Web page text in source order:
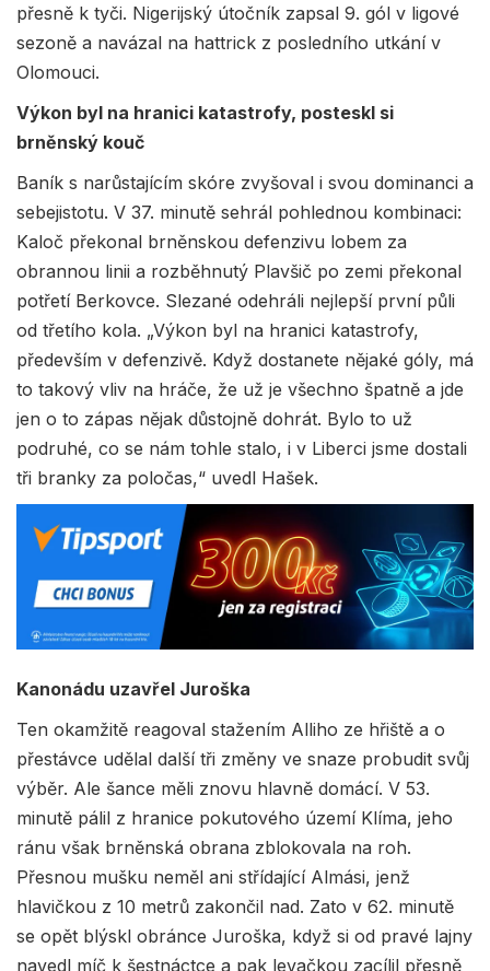
přesně k tyči. Nigerijský útočník zapsal 9. gól v ligové
sezoně a navázal na hattrick z posledního utkání v
Olomouci.
Výkon byl na hranici katastrofy, posteskl si
brněnský kouč
Baník s narůstajícím skóre zvyšoval i svou dominanci a
sebejistotu. V 37. minutě sehrál pohlednou kombinaci:
Kaloč překonal brněnskou defenzivu lobem za
obrannou linii a rozběhnutý Plavšič po zemi překonal
potřetí Berkovce. Slezané odehráli nejlepší první půli
od třetího kola. „Výkon byl na hranici katastrofy,
především v defenzivě. Když dostanete nějaké góly, má
to takový vliv na hráče, že už je všechno špatně a jde
jen o to zápas nějak důstojně dohrát. Bylo to už
podruhé, co se nám tohle stalo, i v Liberci jsme dostali
tři branky za poločas,“ uvedl Hašek.
Kanonádu uzavřel Juroška
Ten okamžitě reagoval stažením Alliho ze hřiště a o
přestávce udělal další tři změny ve snaze probudit svůj
výběr. Ale šance měli znovu hlavně domácí. V 53.
minutě pálil z hranice pokutového území Klíma, jeho
ránu však brněnská obrana zblokovala na roh.
Přesnou mušku neměl ani střídající Almási, jenž
hlavičkou z 10 metrů zakončil nad. Zato v 62. minutě
se opět blýskl obránce Juroška, když si od pravé lajny
navedl míč k šestnáctce a pak levačkou zacílil přesně